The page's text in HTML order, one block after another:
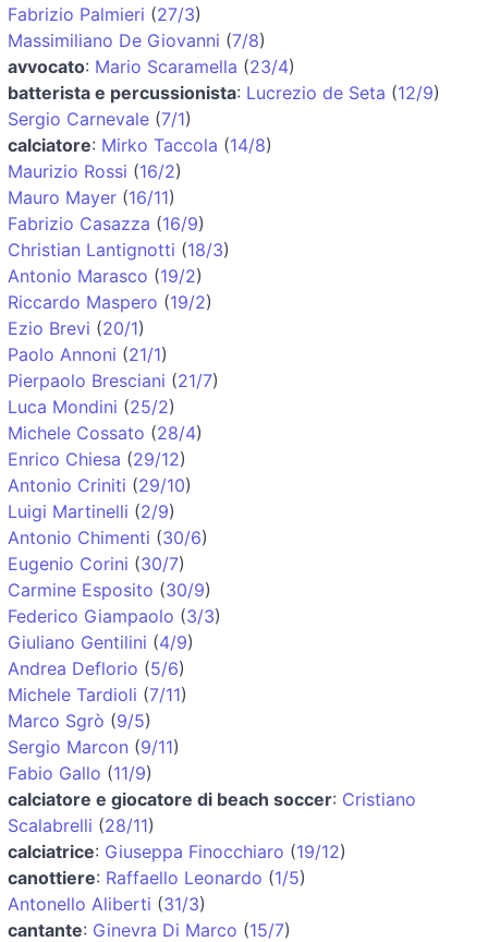
Fabrizio Palmieri (27/3)
Massimiliano De Giovanni (7/8)
avvocato: Mario Scaramella (23/4)
batterista e percussionista: Lucrezio de Seta (12/9)
Sergio Carnevale (7/1)
calciatore: Mirko Taccola (14/8)
Maurizio Rossi (16/2)
Mauro Mayer (16/11)
Fabrizio Casazza (16/9)
Christian Lantignotti (18/3)
Antonio Marasco (19/2)
Riccardo Maspero (19/2)
Ezio Brevi (20/1)
Paolo Annoni (21/1)
Pierpaolo Bresciani (21/7)
Luca Mondini (25/2)
Michele Cossato (28/4)
Enrico Chiesa (29/12)
Antonio Criniti (29/10)
Luigi Martinelli (2/9)
Antonio Chimenti (30/6)
Eugenio Corini (30/7)
Carmine Esposito (30/9)
Federico Giampaolo (3/3)
Giuliano Gentilini (4/9)
Andrea Deflorio (5/6)
Michele Tardioli (7/11)
Marco Sgrò (9/5)
Sergio Marcon (9/11)
Fabio Gallo (11/9)
calciatore e giocatore di beach soccer: Cristiano
Scalabrelli (28/11)
calciatrice: Giuseppa Finocchiaro (19/12)
canottiere: Raffaello Leonardo (1/5)
Antonello Aliberti (31/3)
cantante: Ginevra Di Marco (15/7)